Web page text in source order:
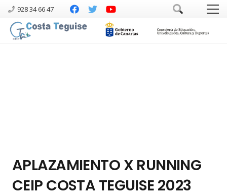
928 34 66 47
APLAZAMIENTO X RUNNING
CEIP COSTA TEGUISE 2023